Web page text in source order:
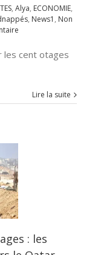
, Alya, ECONOMIE,
, News1, Non
les cent otages
Lire la suite
: les